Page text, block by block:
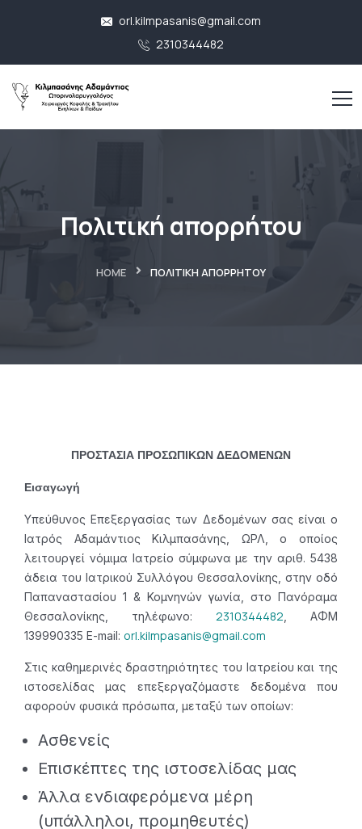
orl.kilmpasanis@gmail.com
2310344482
Πολιτική απορρήτου
HOME ΠΟΛΙΤΙΚΉ ΑΠΟΡΡΉΤΟΥ
ΠΡΟΣΤΑΣΙΑ ΠΡΟΣΩΠΙΚΩΝ ΔΕΔΟΜΕΝΩΝ
Εισαγωγή
Υπεύθυνος Επεξεργασίας των Δεδομένων σας είναι ο
Ιατρός Αδαμάντιος Κιλμπασάνης, ΩΡΛ, ο οποίος
λειτουργεί νόμιμα Ιατρείο σύμφωνα με την αριθ. 5438
άδεια του Ιατρικού Συλλόγου Θεσσαλονίκης, στην οδό
Παπαναστασίου 1 & Κομνηνών γωνία, στο Πανόραμα
Θεσσαλονίκης, τηλέφωνο: 2310344482 , ΑΦΜ
139990335 Ε-mail: orl.kilmpasanis@gmail.com
Στις καθημερινές δραστηριότητες του Ιατρείου και της
ιστοσελίδας μας επεξεργαζόμαστε δεδομένα που
αφορούν φυσικά πρόσωπα, μεταξύ των οποίων:
Ασθενείς
Επισκέπτες της ιστοσελίδας μας
Άλλα ενδιαφερόμενα μέρη
(υπάλληλοι, προμηθευτές)